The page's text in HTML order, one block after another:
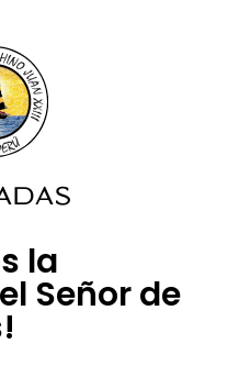
la
Señor de